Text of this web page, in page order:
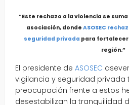
“Este rechazo a la violencia se
asociación, donde ASOSEC
seguridad privada para fortalecer
región.”
El presidente de ASOSEC
vigilancia y seguridad privada
preocupación frente a estos
desestabilizan la tranquilidad